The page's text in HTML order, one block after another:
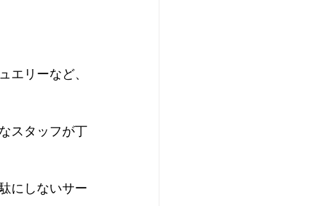
エリーなど、
スタッフが丁
にしないサー